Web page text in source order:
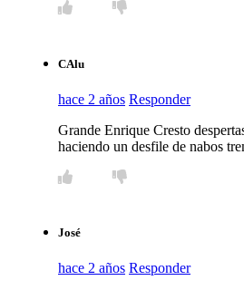
CAlu
hace 2 años Responder
Grande Enrique Cresto
haciendo un desfile de nabos
José
hace 2 años Responder